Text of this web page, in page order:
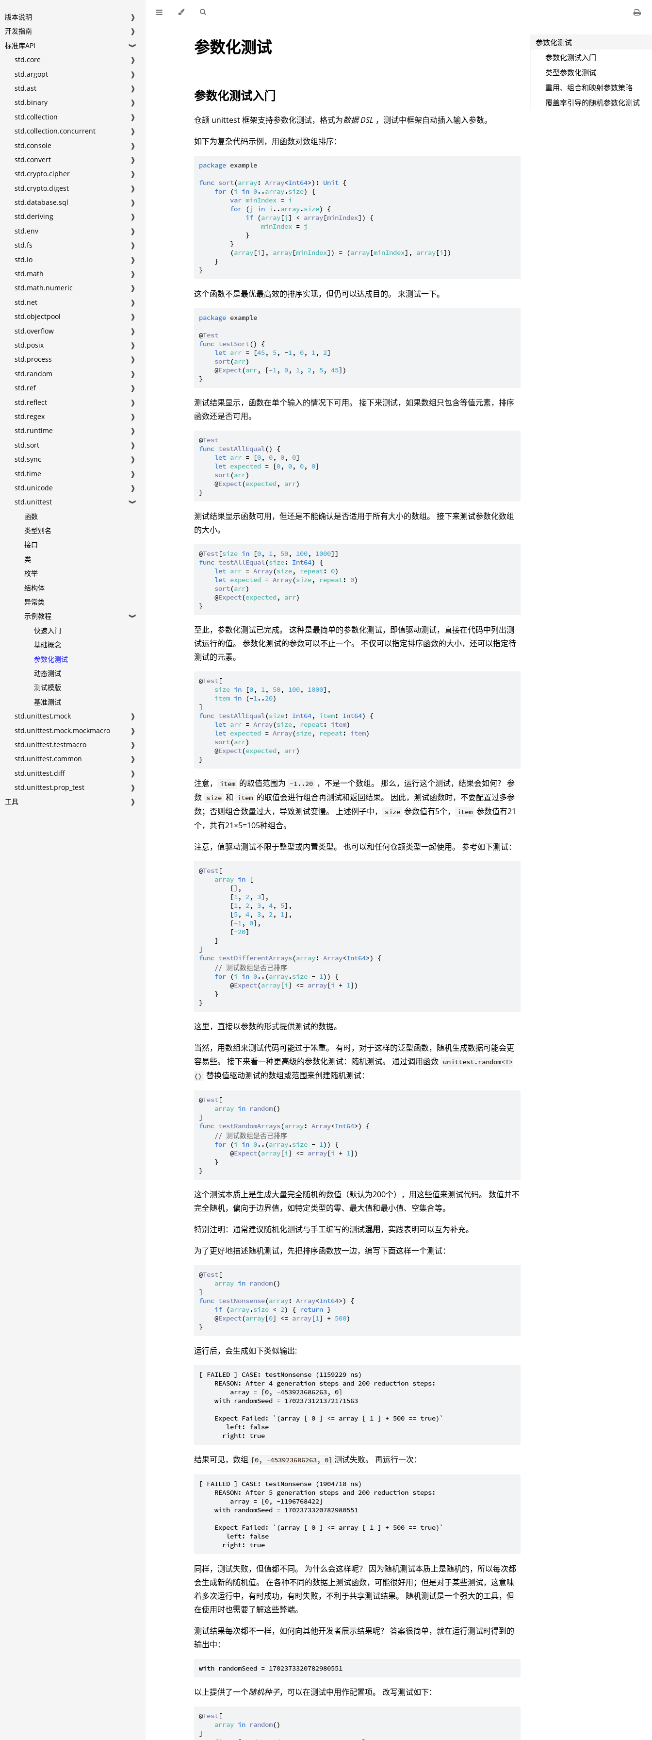
版本说明
❱
开发指南
❱
标准库API
❱
std.core
❱
std.argopt
❱
std.ast
❱
std.binary
❱
std.collection
❱
std.collection.concurrent
❱
std.console
❱
std.convert
❱
std.crypto.cipher
❱
std.crypto.digest
❱
std.database.sql
❱
std.deriving
❱
std.env
❱
std.fs
❱
std.io
❱
std.math
❱
std.math.numeric
❱
std.net
❱
std.objectpool
❱
std.overflow
❱
std.posix
❱
std.process
❱
std.random
❱
std.ref
❱
std.reflect
❱
std.regex
❱
std.runtime
❱
std.sort
❱
std.sync
❱
std.time
❱
std.unicode
❱
std.unittest
❱
函数
类型别名
接口
类
枚举
结构体
异常类
示例教程
❱
快速入门
基础概念
参数化测试
动态测试
测试模版
基准测试
std.unittest.mock
❱
std.unittest.mock.mockmacro
❱
std.unittest.testmacro
❱
std.unittest.common
❱
std.unittest.diff
❱
std.unittest.prop_test
❱
工具
❱
参数化测试
参数化测试入门
仓颉 unittest 框架支持参数化测试，格式为数据 DSL ，测试中框架自动插入输入参数。
如下为复杂代码示例，用函数对数组排序：
package example
func sort(array: Array<Int64>): Unit {
for (i in 0..array.size) {
var minIndex = i
for (j in i ..array.size) {
if (array[j] < array[minIndex]) {
minIndex = j
            }
        }
        (
array[i], array[minIndex]) = (array[minIndex], array[i])
    }
这个函数不是最优最高效的排序实现，但仍可以达成目的。 来测试一下。
package example
@Test
func testSort() {
let arr = [45, 5, -1, 0, 1, 2]
sort(arr)
    @
Expect(arr, [-1, 0, 1, 2, 5, 45])
测试结果显示，函数在单个输入的情况下可用。 接下来测试，如果数组只包含等值元素，排序
函数还是否可用。
@Test
func testAllEqual() {
let arr = [0, 0, 0, 0]
let expected = [0, 0, 0, 0]
sort(arr)
    @
Expect(expected, arr)
测试结果显示函数可用，但还是不能确认是否适用于所有大小的数组。 接下来测试参数化数组
的大小。
@Test[size in [0, 1, 50, 100, 1000
func testAllEqual(size: Int64) {
let arr = Array(size, repeat: 0)
let expected = Array(size, repeat: 0)
sort(arr)
    @
Expect(expected, arr)
至此，参数化测试已完成。 这种是最简单的参数化测试，即值驱动测试，直接在代码中列出测
试运行的值。 参数化测试的参数可以不止一个。 不仅可以指定排序函数的大小，还可以指定待
测试的元素。
@Test[
size in [0, 1, 50, 100, 1000],
item in (-1..20)
func testAllEqual(size: Int64, item: Int64) {
let arr = Array(size, repeat: item)
let expected = Array(size, repeat: item)
sort(arr)
    @
Expect(expected, arr)
注意， item 的取值范围为 -1..20 ，不是一个数组。 那么，运行这个测试，结果会如何？ 参
数 size 和 item 的取值会进行组合再测试和返回结果。 因此，测试函数时，不要配置过多参
数；否则组合数量过大，导致测试变慢。 上述例子中，
size 参数值有5个， item 参数值有21
个，共有21×5=105种组合。
注意，值驱动测试不限于整型或内置类型。 也可以和任何仓颉类型一起使用。 参考如下测试：
@Test[
array in [
        [],
        [
1, 2, 3],
        [
1, 2, 3, 4, 5],
        [
5, 4, 3, 2, 1],
        [-
1, 0],
        [-
20]
    ]
func testDifferentArrays(array: Array<Int64>) {
// 测试数组是否已排序
for (i in 0..(array.size - 1)) {
        @
Expect(array[i] <= array[i + 1])
    }
这里，直接以参数的形式提供测试的数据。
当然，用数组来测试代码可能过于笨重。 有时，对于这样的泛型函数，随机生成数据可能会更
容易些。 接下来看一种更高级的参数化测试：随机测试。 通过调用函数 unittest.random<T>
()
替换值驱动测试的数组或范围来创建随机测试：
@Test[
array in random()
func testRandomArrays(array: Array<Int64>) {
// 测试数组是否已排序
for (i in 0..(array.size - 1)) {
        @
Expect(array[i] <= array[i + 1])
    }
这个测试本质上是生成大量完全随机的数值（默认为200个），用这些值来测试代码。 数值并不
完全随机，偏向于边界值，如特定类型的零、最大值和最小值、空集合等。
特别注明：通常建议随机化测试与手工编写的测试混用，实践表明可以互为补充。
为了更好地描述随机测试，先把排序函数放一边，编写下面这样一个测试：
@Test[
array in random()
func testNonsense(array: Array<Int64>) {
if (array.size < 2) { return }
    @
Expect(array[0] <= array[1] + 500)
运行后，会生成如下类似输出:
[ FAILED ] CASE: testNonsense (1159229 ns)
    REASON: After 4 generation steps and 200 reduction steps:
        array = [0, -453923686263, 0]
    with randomSeed = 1702373121372171563
    Expect Failed: `(array [ 0 ] <= array [ 1 ] + 500 == true)`
       left: false
结果可见，数组 [0, -453923686263, 0] 测试失败。 再运行一次：
[ FAILED ] CASE: testNonsense (1904718 ns)
    REASON: After 5 generation steps and 200 reduction steps:
        array = [0, -1196768422]
    with randomSeed = 1702373320782980551
    Expect Failed: `(array [ 0 ] <= array [ 1 ] + 500 == true)`
       left: false
同样，测试失败，但值都不同。 为什么会这样呢？ 因为随机测试本质上是随机的，所以每次都
会生成新的随机值。 在各种不同的数据上测试函数，可能很好用；但是对于某些测试，这意味
着多次运行中，有时成功，有时失败，不利于共享测试结果。 随机测试是一个强大的工具，但
在使用时也需要了解这些弊端。
测试结果每次都不一样，如何向其他开发者展示结果呢？ 答案很简单，就在运行测试时得到的
输出中：
以上提供了一个随机种子，可以在测试中用作配置项。 改写测试如下：
@Test[
array in random()
]
参数化测试
参数化测试入门
类型参数化测试
重用、组合和映射参数策略
覆盖率引导的随机参数化测试